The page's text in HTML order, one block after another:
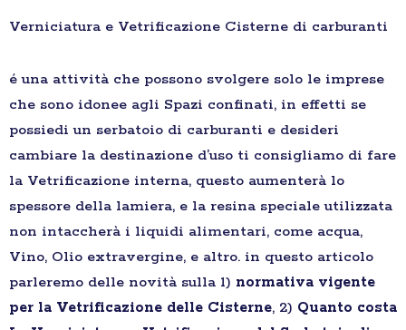
Verniciatura e Vetrificazione Cisterne di carburanti
é una attività che possono svolgere solo le imprese
che sono idonee agli Spazi confinati, in effetti se
possiedi un serbatoio di carburanti e desideri
cambiare la destinazione d’uso ti consigliamo di fare
la Vetrificazione interna, questo aumenterà lo
spessore della lamiera, e la resina speciale utilizzata
non intaccherà i liquidi alimentari, come acqua,
Vino, Olio extravergine, e altro. in questo articolo
parleremo delle novità sulla 1) normativa vigente
per la Vetrificazione delle Cisterne, 2) Quanto costa